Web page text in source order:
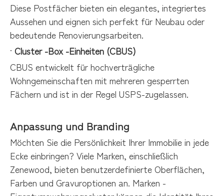
Diese Postfächer bieten ein elegantes, integriertes
Aussehen und eignen sich perfekt für Neubau oder
bedeutende Renovierungsarbeiten.
· Cluster -Box -Einheiten (CBUS)
CBUS entwickelt für hochverträgliche
Wohngemeinschaften mit mehreren gesperrten
Fächern und ist in der Regel USPS-zugelassen.
Anpassung und Branding
Möchten Sie die Persönlichkeit Ihrer Immobilie in jede
Ecke einbringen? Viele Marken, einschließlich
Zenewood, bieten benutzerdefinierte Oberflächen,
Farben und Gravuroptionen an. Marken -